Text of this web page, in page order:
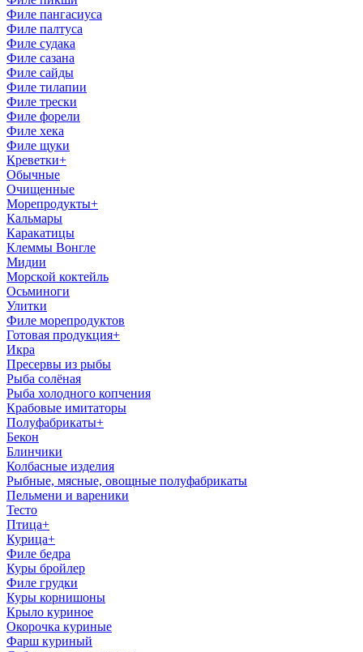
Филе пангасиуса
Филе палтуса
Филе судака
Филе сазана
Филе сайды
Филе тилапии
Филе трески
Филе форели
Филе хека
Филе щуки
Креветки+
Обычные
Очищенные
Морепродукты+
Кальмары
Каракатицы
Клеммы Вонгле
Мидии
Морской коктейль
Осьминоги
Улитки
Филе морепродуктов
Готовая продукция+
Икра
Пресервы из рыбы
Рыба солёная
Рыба холодного копчения
Крабовые имитаторы
Полуфабрикаты+
Бекон
Блинчики
Колбасные изделия
Рыбные, мясные, овощные полуфабрикаты
Пельмени и вареники
Тесто
Птица+
Курица+
Филе бедра
Куры бройлер
Филе грудки
Куры корнишоны
Крыло куриное
Окорочка куриные
Фарш куриный